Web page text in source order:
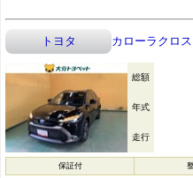
トヨタ カローラクロ
総額
年式
走行
保証付